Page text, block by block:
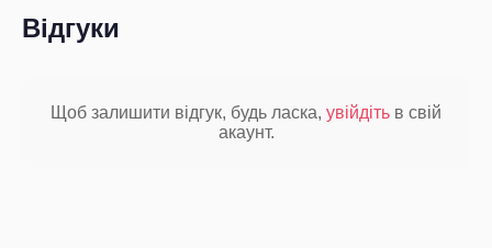
Відгуки
Щоб залишити відгук, будь ласка, увійдіть в свій
акаунт.